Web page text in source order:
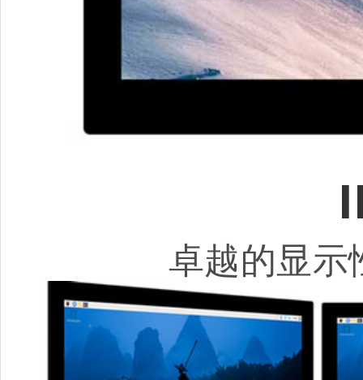
卓越的显示